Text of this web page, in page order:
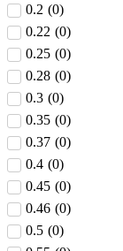
0.2 (0)
0.22 (0)
0.25 (0)
0.28 (0)
0.3 (0)
0.35 (0)
0.37 (0)
0.4 (0)
0.45 (0)
0.46 (0)
0.5 (0)